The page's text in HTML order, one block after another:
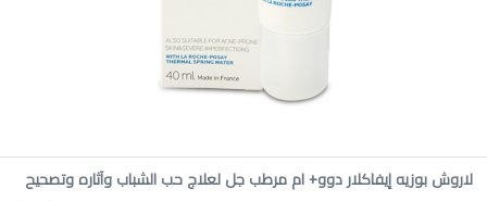
لاروش بوزيه إيفاكلار دوو+ ام مرطب جل لعلاج حب الشباب وآثاره وتصحيح